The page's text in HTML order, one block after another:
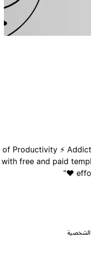
"Lover of Productivity ⚡
with free and paid